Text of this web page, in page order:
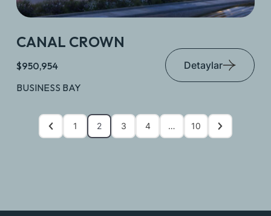
CANAL CROWN
$950,954
BUSINESS BAY
Detaylar
1 2 3 4 … 10